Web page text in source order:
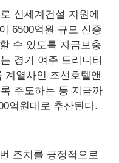
신세계건설 지원에
6500억원 규모 신종
수 있도록 자금보충
경기 여주 트리니티
계열사인 조선호텔앤
주도하는 등 지금까
억원대로 추산된다.
조치를 긍정적으로